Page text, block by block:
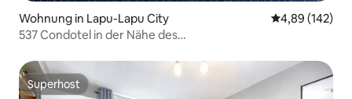
Wohnung in Lapu-Lapu City
4,89 (142)
537 Condotel in der Nähe des
Superhost
Superhost